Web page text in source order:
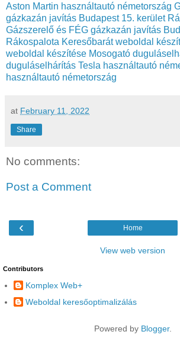
Aston Martin használtautó németország
gázkazán javítás Budapest 15. kerület
Gázszerelő és FÉG gázkazán javítás
Rákospalota Keresőbarát weboldal
weboldal készítése Mosogató
duguláselhárítás Tesla használtautó
használtautó németország
at February 11, 2022
Share
No comments:
Post a Comment
‹ Home
View web version
Contributors
Komplex Web+
Weboldal keresőoptimalizálás
Powered by Blogger.